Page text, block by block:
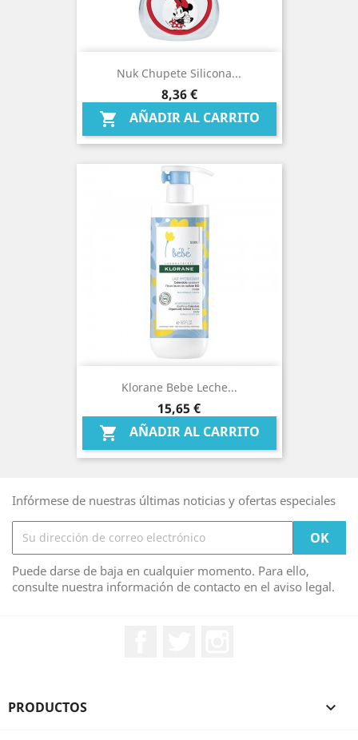
Nuk Chupete Silicona...
Precio
8,36 €
 AÑADIR AL CARRITO
Klorane Bebe Leche...
Precio
15,65 €
 AÑADIR AL CARRITO
Infórmese de nuestras últimas noticias y ofertas especiales
Puede darse de baja en cualquier momento. Para ello,
consulte nuestra información de contacto en el aviso legal.
PRODUCTOS 